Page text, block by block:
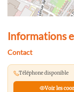
Informations
Contact
Téléphone disponible
Voir les